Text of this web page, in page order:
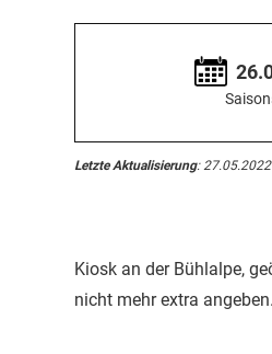
Letzte Aktualisierung:
Kiosk an der Bühlalpe,
nicht mehr extra angeben.